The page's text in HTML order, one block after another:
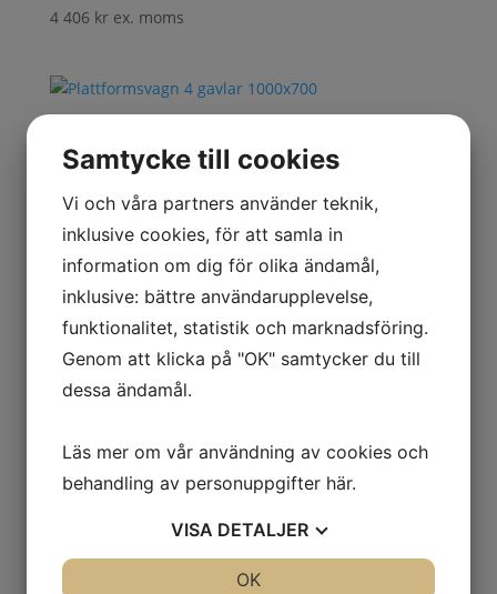
4 406 kr ex. moms
Plattformsvagn 4 gavlar
1000×700
5 113 kr ex. moms
Plattformsvagn 4 gavlar
1200×800
5 397kr ex. moms
Plattformsvagn 4 gavlar
900×600
Samtycke till cookies
Vi och våra partners använder teknik,
inklusive cookies, för att samla in
information om dig för olika ändamål,
inklusive: bättre användarupplevelse,
funktionalitet, statistik och marknadsföring.
Genom att klicka på "OK" samtycker du till
dessa ändamål.
Läs mer om vår användning av cookies och
behandling av personuppgifter här.
VISA DETALJER
OK